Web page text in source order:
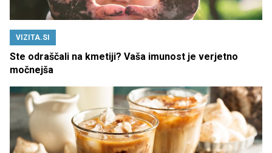
VIZITA.SI
Ste odraščali na kmetiji? Vaša imunost je verjetno
močnejša